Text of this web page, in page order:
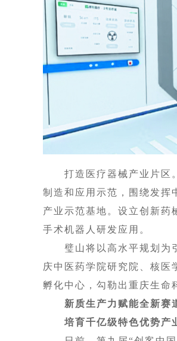
打造医疗器械产业片区。
制造和应用示范，围绕发挥
产业示范基地。设立创新
手术机器人研发应用。
璧山将以高水平规划为引
庆中医药学院研究院、核医
孵化中心，勾勒出重庆生命
新质生产力赋能全新赛
培育千亿级特色优势产